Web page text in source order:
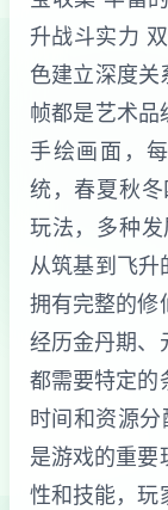
升战斗实力
色建立深度
帧都是艺术品
手绘画面，
统，春夏秋
玩法，多种发
从筑基到飞
拥有完整的修
经历金丹期、
都需要特定的
时间和资源
是游戏的重要
性和技能，玩